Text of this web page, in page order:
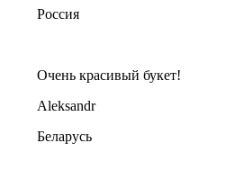
Россия
Очень красивый букет!
Aleksandr
Беларусь